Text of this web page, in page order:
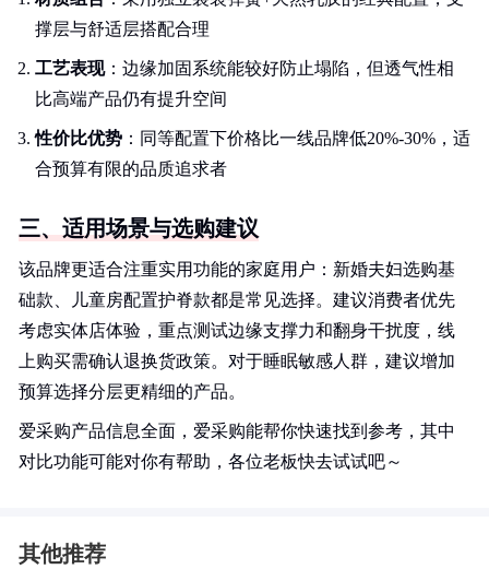
撑层与舒适层搭配合理
工艺表现：边缘加固系统能较好防止塌陷，但透气性相
比高端产品仍有提升空间
性价比优势 ：同等配置下价格比一线品牌低20%-30%，适
合预算有限的品质追求者
三、适用场景与选购建议
该品牌更适合注重实用功能的家庭用户：新婚夫妇选购基
础款、儿童房配置护脊款都是常见选择。建议消费者优先
考虑实体店体验，重点测试边缘支撑力和翻身干扰度，线
上购买需确认退换货政策。对于睡眠敏感人群，建议增加
预算选择分层更精细的产品。
爱采购产品信息全面，爱采购能帮你快速找到参考，其中
对比功能可能对你有帮助，各位老板快去试试吧～
其他推荐